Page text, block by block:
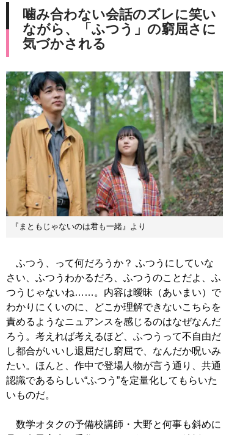
噛み合わない会話のズレに笑い
ながら、「ふつう」の窮屈さに
気づかされる
『まともじゃないのは君も一緒』より
ふつう、って何だろうか？ ふつうにしていな
さい、ふつうわかるだろ、ふつうのことだよ、ふ
つうじゃないね……。内容は曖昧（あいまい）で
わかりにくいのに、どこか理解できないこちらを
責めるようなニュアンスを感じるのはなぜなんだ
ろう。考えれば考えるほど、ふつうって不自由だ
し都合がいいし退屈だし窮屈で、なんだか呪いみ
たい。ほんと、作中で登場人物が言う通り、共通
認識であるらしい“ふつう”を定量化してもらいた
いものだ。
数学オタクの予備校講師・大野と何事も斜めに